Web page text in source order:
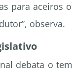
para aceiros
observa.
debata o